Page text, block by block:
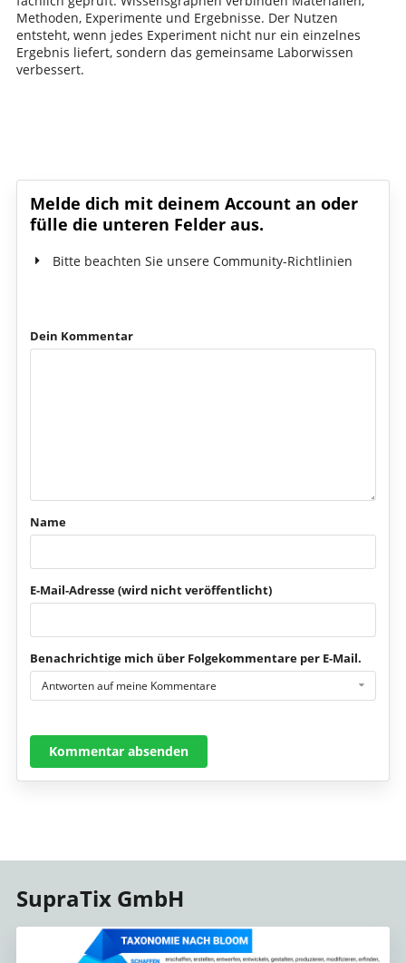
Methoden, Experimente und Ergebnisse. Der Nutzen
entsteht, wenn jedes Experiment nicht nur ein einzelnes
Ergebnis liefert, sondern das gemeinsame Laborwissen
verbessert.
Melde dich mit deinem Account an oder
fülle die unteren Felder aus.
Bitte beachten Sie unsere Community-Richtlinien
Dein Kommentar
Name
E-Mail-Adresse (wird nicht veröffentlicht)
Benachrichtige mich über Folgekommentare per E-Mail.
Antworten auf meine Kommentare
Kommentar absenden
SupraTix GmbH